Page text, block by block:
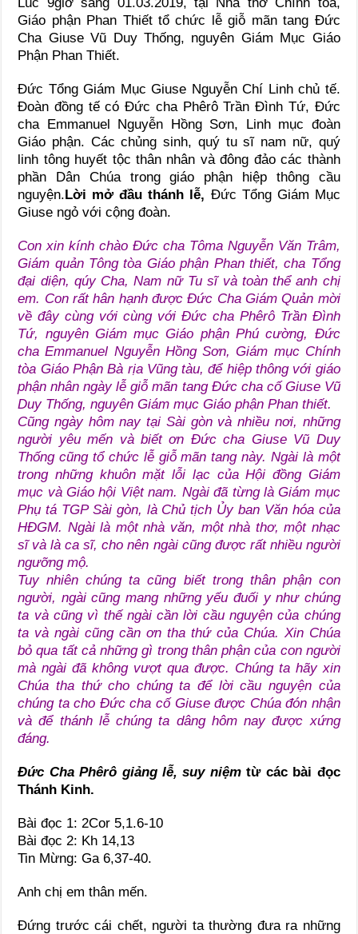
Giáo phận Phan Thiết tổ chức lễ giỗ mãn tang Đức
Cha Giuse Vũ Duy Thống, nguyên Giám Mục Giáo
Phận Phan Thiết.
Đức Tổng Giám Mục Giuse Nguyễn Chí Linh chủ tế.
Đoàn đồng tế có Đức cha Phêrô Trần Đình Tứ, Đức
cha Emmanuel Nguyễn Hồng Sơn, Linh mục đoàn
Giáo phận. Các chủng sinh, quý tu sĩ nam nữ, quý
linh tông huyết tộc thân nhân và đông đảo các thành
phần Dân Chúa trong giáo phận hiệp thông cầu
nguyện.Lời mở đầu thánh lễ, Đức Tổng Giám Mục
Giuse ngỏ với cộng đoàn.
Con xin kính chào Đức cha Tôma Nguyễn Văn Trâm,
Giám quản Tông tòa Giáo phận Phan thiết, cha Tổng
đại diện, qúy Cha, Nam nữ Tu sĩ và toàn thể anh chị
em. Con rất hân hạnh được Đức Cha Giám Quản mời
về đây cùng với cùng với Đức cha Phêrô Trần Đình
Tứ, nguyên Giám mục Giáo phận Phú cường, Đức
cha Emmanuel Nguyễn Hồng Sơn, Giám mục Chính
tòa Giáo Phận Bà rịa Vũng tàu, để hiệp thông với giáo
phận nhân ngày lễ giỗ mãn tang Đức cha cố Giuse Vũ
Duy Thống, nguyên Giám mục Giáo phận Phan thiết.
Cũng ngày hôm nay tại Sài gòn và nhiều nơi, những
người yêu mến và biết ơn Đức cha Giuse Vũ Duy
Thống cũng tổ chức lễ giỗ mãn tang này. Ngài là một
trong những khuôn mặt lỗi lạc của Hội đồng Giám
mục và Giáo hội Việt nam. Ngài đã từng là Giám mục
Phụ tá TGP Sài gòn, là Chủ tịch Ủy ban Văn hóa của
HĐGM. Ngài là một nhà văn, một nhà thơ, một nhạc
sĩ và là ca sĩ, cho nên ngài cũng được rất nhiều người
ngưỡng mộ.
Tuy nhiên chúng ta cũng biết trong thân phận con
người, ngài cũng mang những yếu đuối y như chúng
ta và cũng vì thế ngài cần lời cầu nguyện của chúng
ta và ngài cũng cần ơn tha thứ của Chúa. Xin Chúa
bỏ qua tất cả những gì trong thân phận của con người
mà ngài đã không vượt qua được. Chúng ta hãy xin
Chúa tha thứ cho chúng ta để lời cầu nguyện của
chúng ta cho Đức cha cố Giuse được Chúa đón nhận
và để thánh lễ chúng ta dâng hôm nay được xứng
đáng.
Đức Cha Phêrô giảng lễ, suy niệmtừ các bài đọc
Thánh Kinh.
Bài đọc 1: 2Cor 5,1.6-10
Bài đọc 2: Kh 14,13
Tin Mừng: Ga 6,37-40.
Anh chị em thân mến.
Đứng trước cái chết, người ta thường đưa ra những